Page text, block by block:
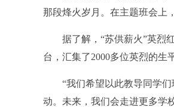
那段烽火岁月。在主题班会上
据了解，“苏供薪火”英烈红
台，汇集了2000多位英烈的生
“我们希望以此教导同学们
动。未来，我们会走进更多学